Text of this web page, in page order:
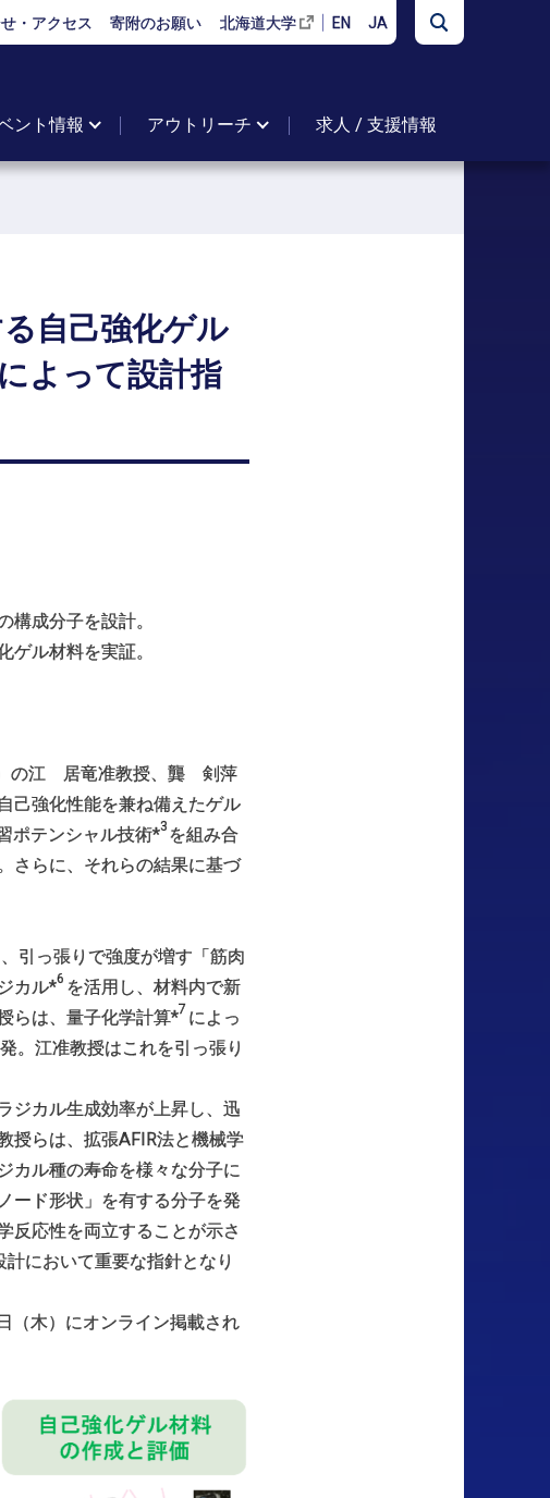
・アクセス 寄附のお願い 北海道大学 EN JA
ント情報 アウトリーチ 求人 / 支援情報
自己強化ゲル
よって設計指
構成分子を設計。
ゲル材料を実証。
）の江 居竜准教授、龔 剣萍
己強化性能を兼ね備えたゲル
ポテンシャル技術*3 を組み合
さらに、それらの結果に基づ
引っ張りで強度が増す「筋肉
カル*6 を活用し、材料内で新
らは、量子化学計算*7 によっ
。江准教授はこれを引っ張り
ジカル生成効率が上昇し、迅
授らは、拡張AFIR法と機械学
カル種の寿命を様々な分子に
ード形状」を有する分子を発
反応性を両立することが示さ
において重要な指針となり
日 （木） にオンライン掲載され